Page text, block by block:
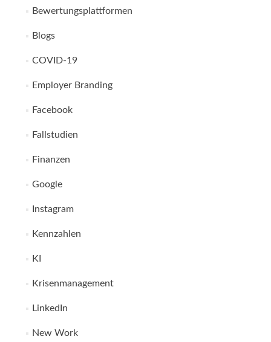
Bewertungsplattformen
Blogs
COVID-19
Employer Branding
Facebook
Fallstudien
Finanzen
Google
Instagram
Kennzahlen
KI
Krisenmanagement
LinkedIn
New Work